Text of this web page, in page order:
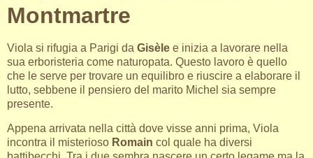
Montmartre
Viola si rifugia a Parigi da Gisèle e inizia a lavorare nella
sua erboristeria come naturopata. Questo lavoro è quello
che le serve per trovare un equilibro e riuscire a elaborare il
lutto, sebbene il pensiero del marito Michel sia sempre
presente.
Appena arrivata nella città dove visse anni prima, Viola
incontra il misterioso Romain col quale ha diversi